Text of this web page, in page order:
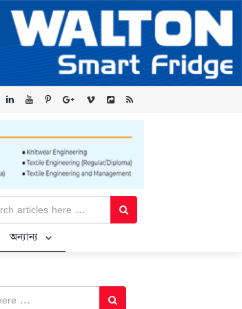
কর্মসূচির জন্য সুরক্ষিত সংযোগ প্রদান করছে
অন্যান্য